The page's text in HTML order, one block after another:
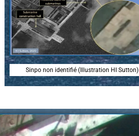
Sinpo non identifié (Illustration HI Sutton)